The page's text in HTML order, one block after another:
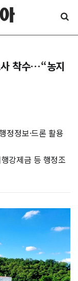
착수…“농지
정보·드론 활용
강제금 등 행정조